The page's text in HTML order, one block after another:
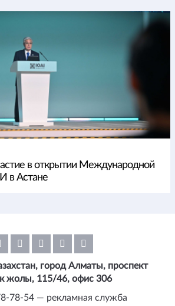
в открытии Международной
в Астане
город Алматы, проспект
жолы, 115/46, офис 306
78-54 — рекламная служба